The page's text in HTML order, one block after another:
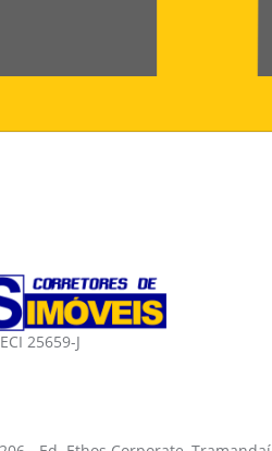
25659-J